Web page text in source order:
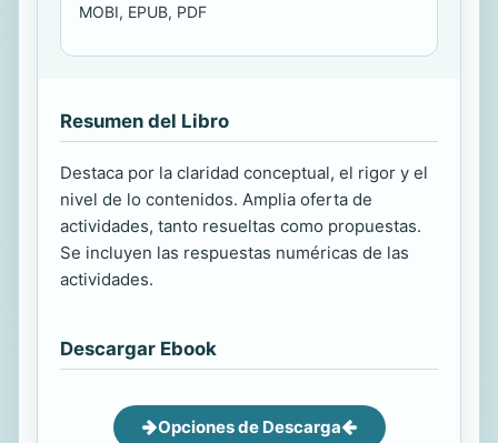
MOBI, EPUB, PDF
Resumen del Libro
Destaca por la claridad conceptual, el rigor y el
nivel de lo contenidos. Amplia oferta de
actividades, tanto resueltas como propuestas.
Se incluyen las respuestas numéricas de las
actividades.
Descargar Ebook
Opciones de Descarga